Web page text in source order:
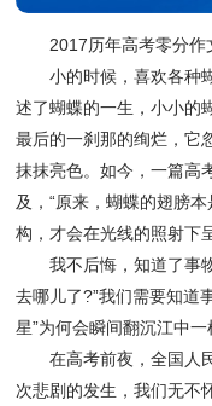
2017历年高考零分作
小的时候，喜欢各种蝴
述了蝴蝶的一生，小小
最后的一刹那的绚烂，它
抹抹亮色。如今，一篇高
及，“原来，蝴蝶的翅膀
构，才会在光线的照射下
我不后悔，知道了事物
去哪儿了?”我们需要知道
星”为何会瞬间翻沉江中一
在高考前夜，全国人民
次悲剧的发生，我们无不